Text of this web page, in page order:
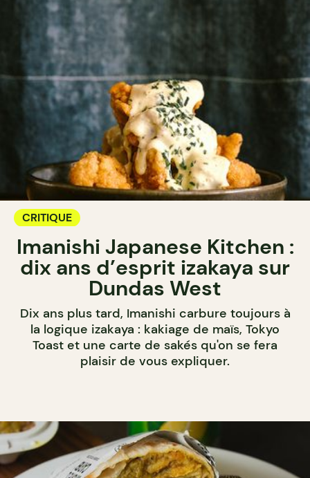
CRITIQUE
Imanishi Japanese Kitchen :
dix ans d’esprit izakaya sur
Dundas West
Dix ans plus tard, Imanishi carbure toujours à
la logique izakaya : kakiage de maïs, Tokyo
Toast et une carte de sakés qu'on se fera
plaisir de vous expliquer.